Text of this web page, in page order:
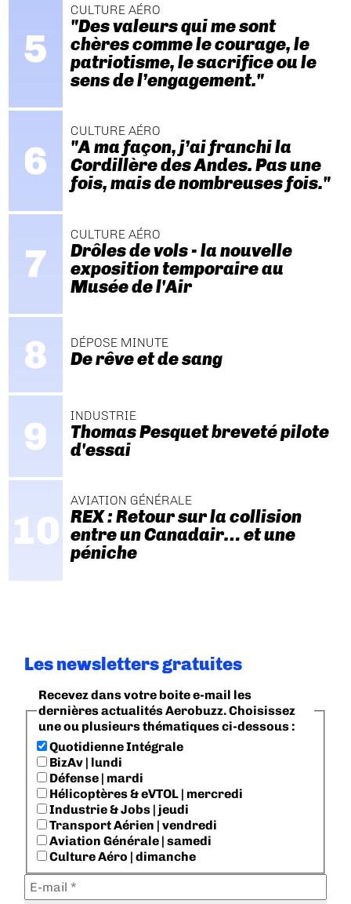
CULTURE AÉRO
"Des valeurs qui me sont
chères comme le courage, le
patriotisme, le sacrifice ou le
sens de l’engagement."
CULTURE AÉRO
"A ma façon, j’ai franchi la
Cordillère des Andes. Pas une
fois, mais de nombreuses fois."
CULTURE AÉRO
Drôles de vols - la nouvelle
exposition temporaire au
Musée de l'Air
DÉPOSE MINUTE
De rêve et de sang
INDUSTRIE
Thomas Pesquet breveté pilote
d'essai
AVIATION GÉNÉRALE
REX : Retour sur la collision
entre un Canadair… et une
péniche
Les newsletters gratuites
Recevez dans votre boite e-mail les
dernières actualités Aerobuzz. Choisissez
une ou plusieurs thématiques ci-dessous :
Quotidienne Intégrale
BizAv | lundi
Défense | mardi
Hélicoptères & eVTOL | mercredi
Industrie & Jobs | jeudi
Transport Aérien | vendredi
Aviation Générale | samedi
Culture Aéro | dimanche